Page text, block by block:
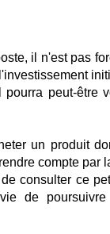
il n'est pas
peut-être
un produit
compte par
consulter ce
de